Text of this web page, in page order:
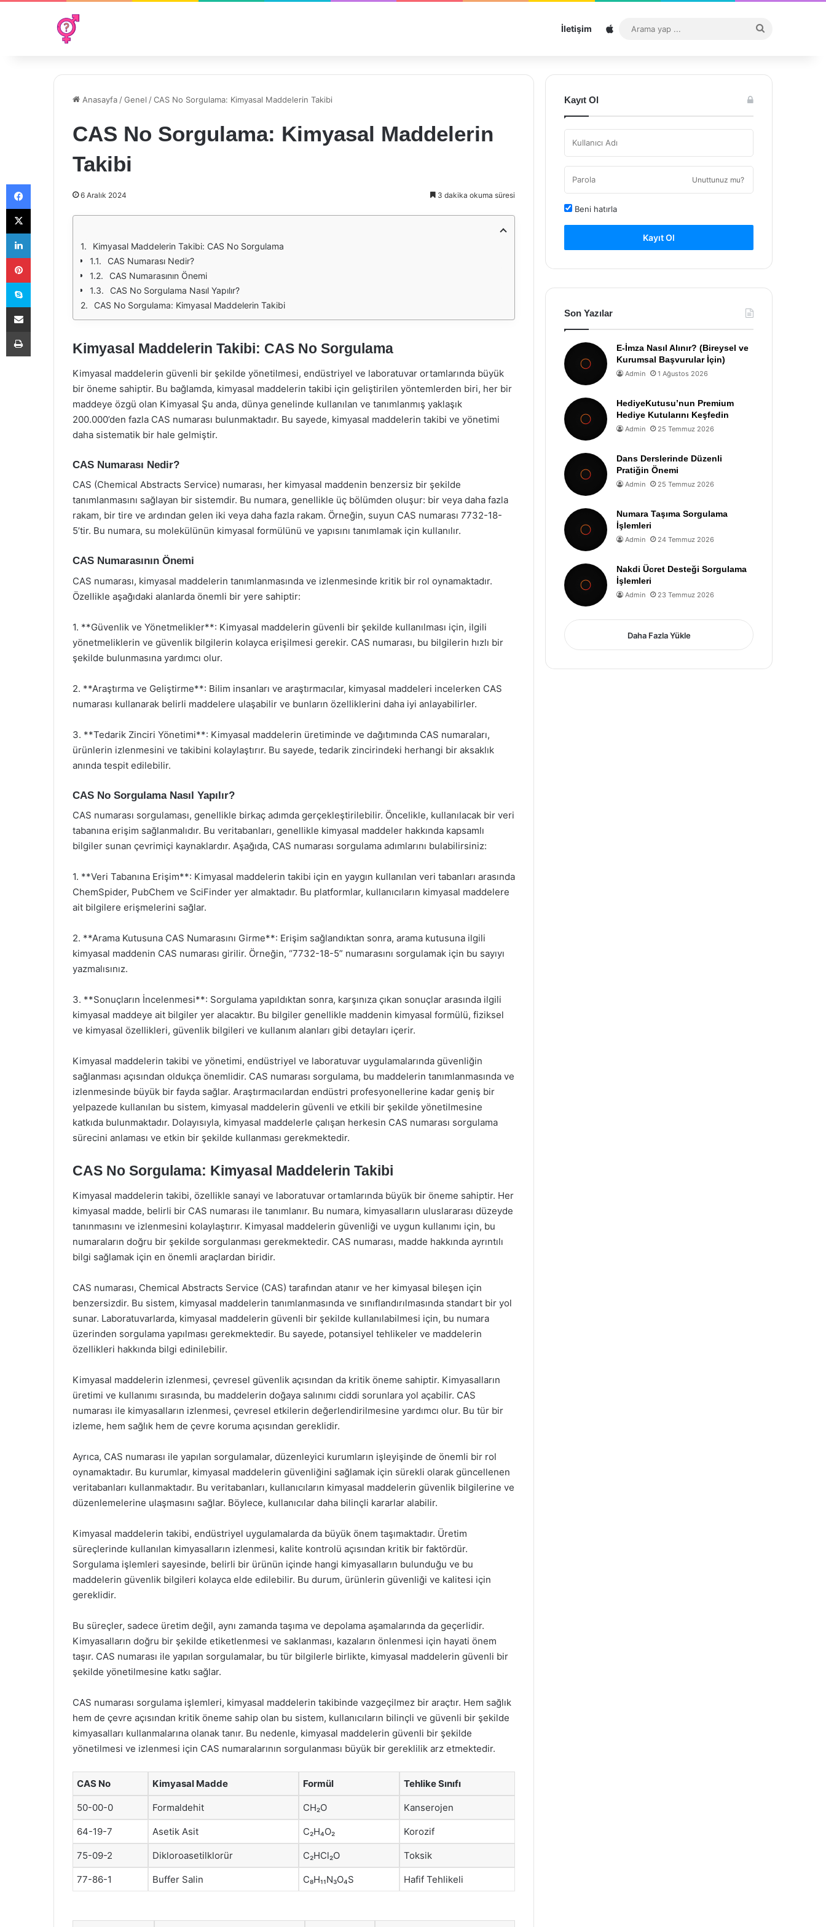
İletişim Sitemap
...
Anasayfa /Genel /CAS No Sorgulama: Kimyasal Maddelerin Takibi
CAS No Sorgulama: Kimyasal Maddelerin
Takibi
6 Aralık 2024 3 dakika okuma süresi
Kimyasal Maddelerin Takibi: CAS No Sorgulama
CAS Numarası Nedir?
CAS Numarasının Önemi
CAS No Sorgulama Nasıl Yapılır?
CAS No Sorgulama: Kimyasal Maddelerin Takibi
Kimyasal Maddelerin Takibi: CAS No Sorgulama
Kimyasal maddelerin güvenli bir şekilde yönetilmesi, endüstriyel ve laboratuvar ortamlarında büyük
bir öneme sahiptir. Bu bağlamda, kimyasal maddelerin takibi için geliştirilen yöntemlerden biri, her bir
maddeye özgü olan Kimyasal Şu anda, dünya genelinde kullanılan ve tanımlanmış yaklaşık
200.000’den fazla CAS numarası bulunmaktadır. Bu sayede, kimyasal maddelerin takibi ve yönetimi
daha sistematik bir hale gelmiştir.
CAS Numarası Nedir?
CAS (Chemical Abstracts Service) numarası, her kimyasal maddenin benzersiz bir şekilde
tanımlanmasını sağlayan bir sistemdir. Bu numara, genellikle üç bölümden oluşur: bir veya daha fazla
rakam, bir tire ve ardından gelen iki veya daha fazla rakam. Örneğin, suyun CAS numarası 7732-18-
5’tir. Bu numara, su molekülünün kimyasal formülünü ve yapısını tanımlamak için kullanılır.
CAS Numarasının Önemi
CAS numarası, kimyasal maddelerin tanımlanmasında ve izlenmesinde kritik bir rol oynamaktadır.
Özellikle aşağıdaki alanlarda önemli bir yere sahiptir:
1. **Güvenlik ve Yönetmelikler**: Kimyasal maddelerin güvenli bir şekilde kullanılması için, ilgili
yönetmeliklerin ve güvenlik bilgilerin kolayca erişilmesi gerekir. CAS numarası, bu bilgilerin hızlı bir
şekilde bulunmasına yardımcı olur.
2. **Araştırma ve Geliştirme**: Bilim insanları ve araştırmacılar, kimyasal maddeleri incelerken CAS
numarası kullanarak belirli maddelere ulaşabilir ve bunların özelliklerini daha iyi anlayabilirler.
3. **Tedarik Zinciri Yönetimi**: Kimyasal maddelerin üretiminde ve dağıtımında CAS numaraları,
ürünlerin izlenmesini ve takibini kolaylaştırır. Bu sayede, tedarik zincirindeki herhangi bir aksaklık
anında tespit edilebilir.
CAS No Sorgulama Nasıl Yapılır?
CAS numarası sorgulaması, genellikle birkaç adımda gerçekleştirilebilir. Öncelikle, kullanılacak bir veri
tabanına erişim sağlanmalıdır. Bu veritabanları, genellikle kimyasal maddeler hakkında kapsamlı
bilgiler sunan çevrimiçi kaynaklardır. Aşağıda, CAS numarası sorgulama adımlarını bulabilirsiniz:
1. **Veri Tabanına Erişim**: Kimyasal maddelerin takibi için en yaygın kullanılan veri tabanları arasında
ChemSpider, PubChem ve SciFinder yer almaktadır. Bu platformlar, kullanıcıların kimyasal maddelere
ait bilgilere erişmelerini sağlar.
2. **Arama Kutusuna CAS Numarasını Girme**: Erişim sağlandıktan sonra, arama kutusuna ilgili
kimyasal maddenin CAS numarası girilir. Örneğin, “7732-18-5” numarasını sorgulamak için bu sayıyı
yazmalısınız.
3. **Sonuçların İncelenmesi**: Sorgulama yapıldıktan sonra, karşınıza çıkan sonuçlar arasında ilgili
kimyasal maddeye ait bilgiler yer alacaktır. Bu bilgiler genellikle maddenin kimyasal formülü, fiziksel
ve kimyasal özellikleri, güvenlik bilgileri ve kullanım alanları gibi detayları içerir.
Kimyasal maddelerin takibi ve yönetimi, endüstriyel ve laboratuvar uygulamalarında güvenliğin
sağlanması açısından oldukça önemlidir. CAS numarası sorgulama, bu maddelerin tanımlanmasında ve
izlenmesinde büyük bir fayda sağlar. Araştırmacılardan endüstri profesyonellerine kadar geniş bir
yelpazede kullanılan bu sistem, kimyasal maddelerin güvenli ve etkili bir şekilde yönetilmesine
katkıda bulunmaktadır. Dolayısıyla, kimyasal maddelerle çalışan herkesin CAS numarası sorgulama
sürecini anlaması ve etkin bir şekilde kullanması gerekmektedir.
CAS No Sorgulama: Kimyasal Maddelerin Takibi
Kimyasal maddelerin takibi, özellikle sanayi ve laboratuvar ortamlarında büyük bir öneme sahiptir. Her
kimyasal madde, belirli bir CAS numarası ile tanımlanır. Bu numara, kimyasalların uluslararası düzeyde
tanınmasını ve izlenmesini kolaylaştırır. Kimyasal maddelerin güvenliği ve uygun kullanımı için, bu
numaraların doğru bir şekilde sorgulanması gerekmektedir. CAS numarası, madde hakkında ayrıntılı
bilgi sağlamak için en önemli araçlardan biridir.
CAS numarası, Chemical Abstracts Service (CAS) tarafından atanır ve her kimyasal bileşen için
benzersizdir. Bu sistem, kimyasal maddelerin tanımlanmasında ve sınıflandırılmasında standart bir yol
sunar. Laboratuvarlarda, kimyasal maddelerin güvenli bir şekilde kullanılabilmesi için, bu numara
üzerinden sorgulama yapılması gerekmektedir. Bu sayede, potansiyel tehlikeler ve maddelerin
özellikleri hakkında bilgi edinilebilir.
Kimyasal maddelerin izlenmesi, çevresel güvenlik açısından da kritik öneme sahiptir. Kimyasalların
üretimi ve kullanımı sırasında, bu maddelerin doğaya salınımı ciddi sorunlara yol açabilir. CAS
numarası ile kimyasalların izlenmesi, çevresel etkilerin değerlendirilmesine yardımcı olur. Bu tür bir
izleme, hem sağlık hem de çevre koruma açısından gereklidir.
Ayrıca, CAS numarası ile yapılan sorgulamalar, düzenleyici kurumların işleyişinde de önemli bir rol
oynamaktadır. Bu kurumlar, kimyasal maddelerin güvenliğini sağlamak için sürekli olarak güncellenen
veritabanları kullanmaktadır. Bu veritabanları, kullanıcıların kimyasal maddelerin güvenlik bilgilerine ve
düzenlemelerine ulaşmasını sağlar. Böylece, kullanıcılar daha bilinçli kararlar alabilir.
Kimyasal maddelerin takibi, endüstriyel uygulamalarda da büyük önem taşımaktadır. Üretim
süreçlerinde kullanılan kimyasalların izlenmesi, kalite kontrolü açısından kritik bir faktördür.
Sorgulama işlemleri sayesinde, belirli bir ürünün içinde hangi kimyasalların bulunduğu ve bu
maddelerin güvenlik bilgileri kolayca elde edilebilir. Bu durum, ürünlerin güvenliği ve kalitesi için
gereklidir.
Bu süreçler, sadece üretim değil, aynı zamanda taşıma ve depolama aşamalarında da geçerlidir.
Kimyasalların doğru bir şekilde etiketlenmesi ve saklanması, kazaların önlenmesi için hayati önem
taşır. CAS numarası ile yapılan sorgulamalar, bu tür bilgilerle birlikte, kimyasal maddelerin güvenli bir
şekilde yönetilmesine katkı sağlar.
CAS numarası sorgulama işlemleri, kimyasal maddelerin takibinde vazgeçilmez bir araçtır. Hem sağlık
hem de çevre açısından kritik öneme sahip olan bu sistem, kullanıcıların bilinçli ve güvenli bir şekilde
kimyasalları kullanmalarına olanak tanır. Bu nedenle, kimyasal maddelerin güvenli bir şekilde
yönetilmesi ve izlenmesi için CAS numaralarının sorgulanması büyük bir gereklilik arz etmektedir.
CAS No Kimyasal Madde Formül Tehlike Sınıfı
50-00-0 Formaldehit CH₂O Kanserojen
64-19-7 Asetik Asit C₂H₄O₂ Korozif
75-09-2 Dikloroasetilklorür C₂HCl₂O Toksik
77-86-1 Buffer Salin C₈H₁₁N₃O₄S Hafif Tehlikeli
Kayıt Ol
Unuttunuz mu?
Beni hatırla
Kayıt Ol
Son Yazılar
E-İmza Nasıl Alınır? (Bireysel ve
Kurumsal Başvurular İçin)
Admin 1 Ağustos 2026
HediyeKutusu’nun Premium
Hediye Kutularını Keşfedin
Admin 25 Temmuz 2026
Dans Derslerinde Düzenli
Pratiğin Önemi
Admin 25 Temmuz 2026
Numara Taşıma Sorgulama
İşlemleri
Admin 24 Temmuz 2026
Nakdi Ücret Desteği Sorgulama
İşlemleri
Admin 23 Temmuz 2026
Daha Fazla Yükle
Facebook
X
LinkedIn
Pinterest
Skype
E-Posta ile paylaş